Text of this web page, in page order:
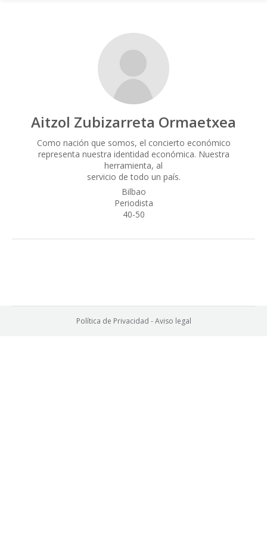
Aitzol Zubizarreta Ormaetxea
Como nación que somos, el concierto económico
representa nuestra identidad económica. Nuestra
herramienta, al
servicio de todo un país.
Bilbao
Periodista
40-50
Política de Privacidad -Aviso legal